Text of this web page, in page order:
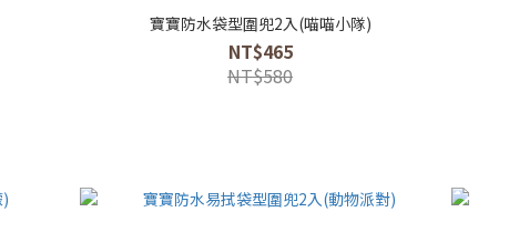
寶寶防水袋型圍兜2入(喵喵小隊)
NT$465
NT$580